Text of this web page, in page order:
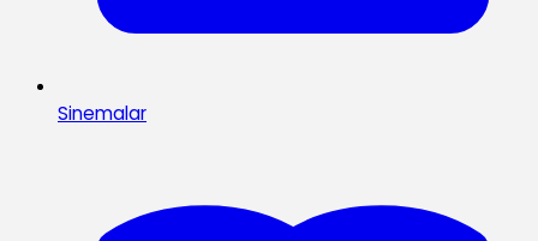
Sinemalar